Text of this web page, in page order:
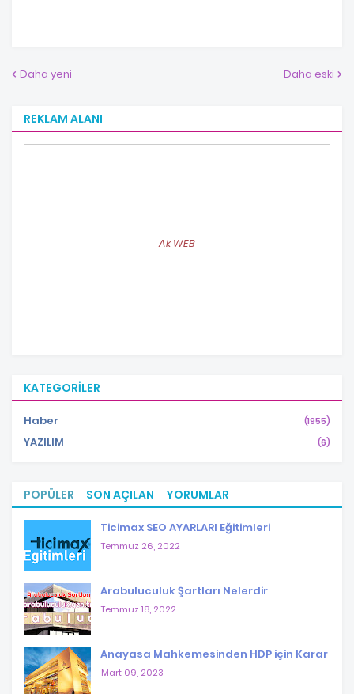
Daha yeni Daha eski
REKLAM ALANI
Ak WEB
KATEGORILER
Haber (1955)
YAZILIM (6)
POPÜLER SON AÇILAN YORUMLAR
Ticimax SEO AYARLARI Eğitimleri
Temmuz 26, 2022
Arabuluculuk Şartları Nelerdir
Temmuz 18, 2022
Anayasa Mahkemesinden HDP için Karar
Mart 09, 2023